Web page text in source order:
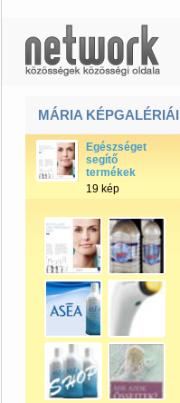
MÁRIA KÉPGALÉRIÁI
Egészséget
segítő
termékek
19 kép